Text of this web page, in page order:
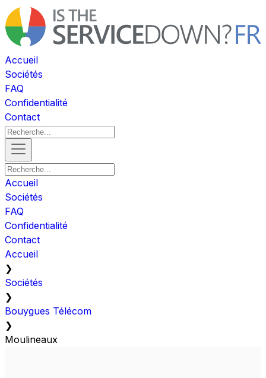
Accueil
Sociétés
FAQ
Confidentialité
Contact
Accueil
Sociétés
FAQ
Confidentialité
Contact
Accueil
❯
Sociétés
❯
Bouygues Télécom
❯
Moulineaux